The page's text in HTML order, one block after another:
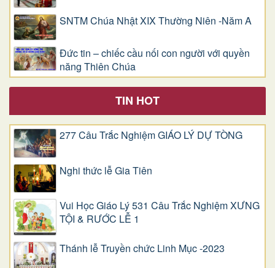
SNTM Chúa Nhật XIX Thường Niên -Năm A
Đức tin – chiếc cầu nối con người với quyền
năng Thiên Chúa
TIN HOT
277 Câu Trắc Nghiệm GIÁO LÝ DỰ TÒNG
Nghi thức lễ Gia Tiên
Vui Học Giáo Lý 531 Câu Trắc Nghiệm XƯNG
TỘI & RƯỚC LỄ 1
Thánh lễ Truyền chức Linh Mục -2023